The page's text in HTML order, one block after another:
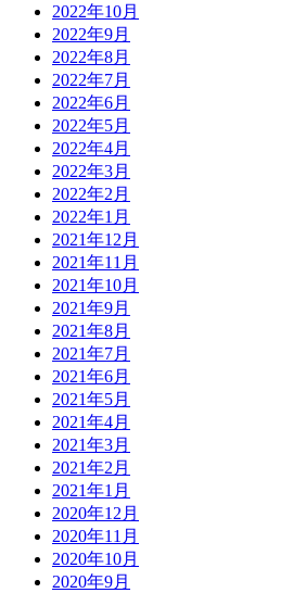
2022年10月
2022年9月
2022年8月
2022年7月
2022年6月
2022年5月
2022年4月
2022年3月
2022年2月
2022年1月
2021年12月
2021年11月
2021年10月
2021年9月
2021年8月
2021年7月
2021年6月
2021年5月
2021年4月
2021年3月
2021年2月
2021年1月
2020年12月
2020年11月
2020年10月
2020年9月